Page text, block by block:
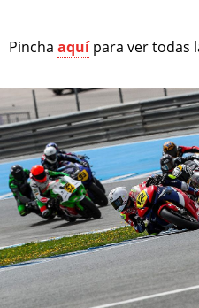
Pincha aquípara ver todas